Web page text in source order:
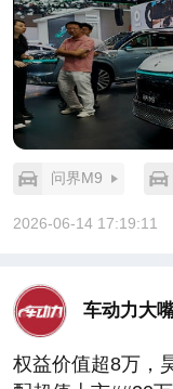
问界M9
2026-06-14 17:19:11
车动力大
权益价值超8万，